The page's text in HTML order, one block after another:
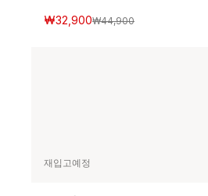
₩32,900₩44,900
재입고예정